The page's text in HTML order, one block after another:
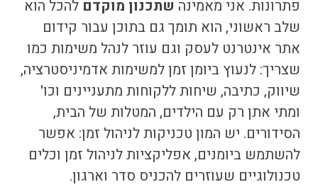
פתרונות. אני מאמינה שתכנון מוקדם להכל הוא
שלב ראשוני, הוא תומך גם בתוכן עבור קידום
אתר אינטרנט לעסק וגם עוזר לנהל משימות כמו
שצריך: לנעוץ ביומן זמן למשימות אדמיניסטרציה,
שיווק, כתיבה, שיחות ללקוחות מתעניינים וכו'
ומתי אתן רק עם הילדים, המטלות של הבית,
הסידורים. יש המון טכניקות לניהול זמן: אפשר
להשתמש ביומנים, אפליקציות לניהול זמן וכלים
טכנולוגיים שעוזרים להכניס סדר וארגון.